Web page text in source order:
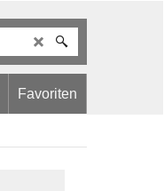
Favoriten